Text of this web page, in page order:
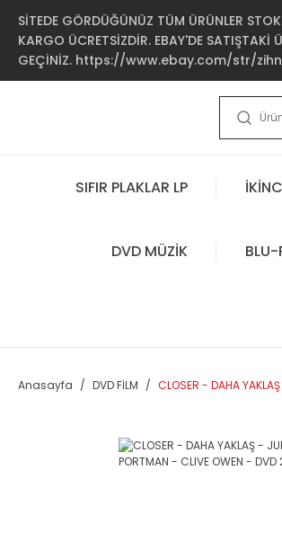
SİTEDE GÖRDÜĞÜNÜZ TÜM ÜRÜNLER
KARGO ÜCRETSİZDİR. EBAY'DE SATIŞTAKİ
GEÇİNİZ. https://www.ebay.com/str/
SIFIR PLAKLAR LP
DVD MÜZİK BLU-
Anasayfa DVD FİLM CLOSER - DAHA